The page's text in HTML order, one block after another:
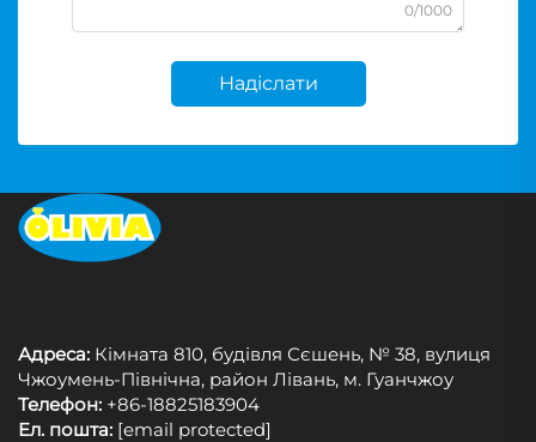
0/1000
Надіслати
Адреса: Кімната 810, будівля Сєшень, № 38, вулиця
Чжоумень-Північна, район Лівань, м. Гуанчжоу
Телефон: +86-18825183904
Ел. пошта: [email protected]